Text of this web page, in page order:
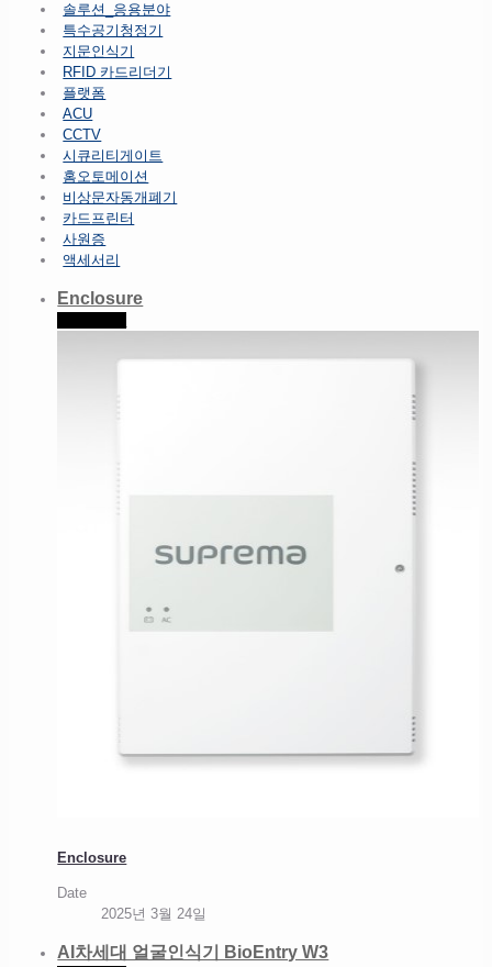
솔루션_응용분야
특수공기청정기
지문인식기
RFID 카드리더기
플랫폼
ACU
CCTV
시큐리티게이트
홈오토메이션
비상문자동개폐기
카드프린터
사원증
액세서리
Enclosure
Enclosure
Date
2025년 3월 24일
AI차세대 얼굴인식기 BioEntry W3